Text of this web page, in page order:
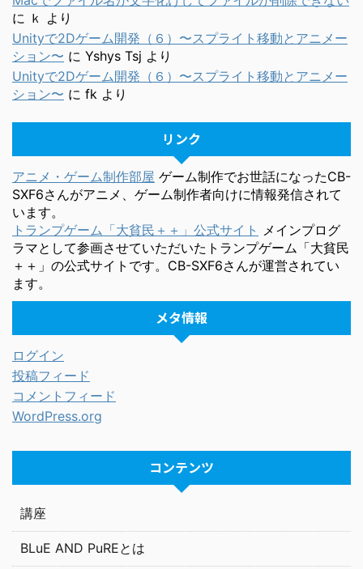
に ｋ より
Unityで2Dゲーム開発（６）〜スプライト移動とアニメー
ション〜 に Yshys Tsj より
Unityで2Dゲーム開発（６）〜スプライト移動とアニメー
ション〜 に fk より
リンク
アニメ・ゲーム制作部屋 ゲーム制作でお世話になったCB-
SXF6さんがアニメ、ゲーム制作者向けに情報発信されて
います。
トランプゲーム「大貧民＋＋」公式サイト メインプログ
ラマとして参画させていただいたトランプゲーム「大貧民
＋＋」の公式サイトです。CB-SXF6さんが運営されてい
ます。
メタ情報
ログイン
投稿フィード
コメントフィード
WordPress.org
コンテンツ
講座
BLuE AND PuREとは